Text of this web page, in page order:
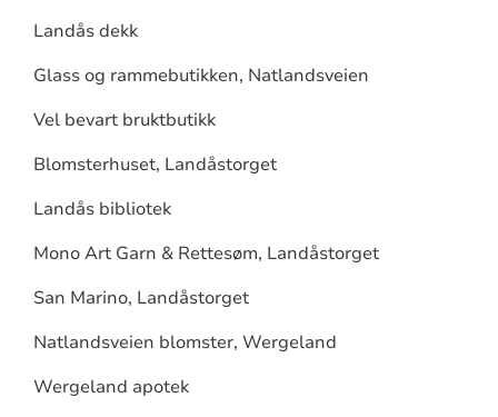
Landås dekk
Glass og rammebutikken, Natlandsveien
Vel bevart bruktbutikk
Blomsterhuset, Landåstorget
Landås bibliotek
Mono Art Garn & Rettesøm, Landåstorget
San Marino, Landåstorget
Natlandsveien blomster, Wergeland
Wergeland apotek